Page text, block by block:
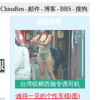
ChinaRen-邮件-博客-BBS -搜狗
精彩推荐
台湾槟榔西施专诱司机
·难得一见的个性车模(图)